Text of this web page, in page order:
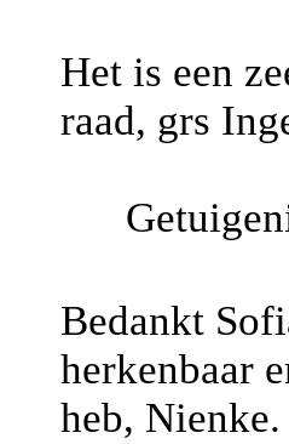
Het is een
raad, grs
Bedankt
herkenbaar
heb, Nienke.